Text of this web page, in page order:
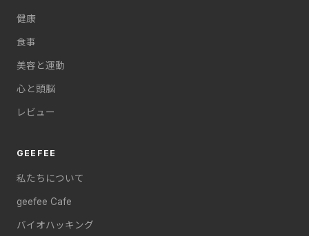
健康
食事
美容と運動
心と頭脳
レビュー
GEEFEE
私たちについて
geefee Cafe
バイオハッキング